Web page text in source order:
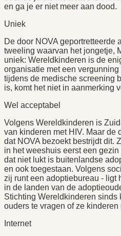
en ga je er niet meer aan dood.
Uniek
De door NOVA geportretteerde
tweeling waarvan het jongetje,
uniek: Wereldkinderen is de
organisatie met een
tijdens de medische screening
is, komt het niet in aanmerking
Wel acceptabel
Volgens Wereldkinderen is
van kinderen met HIV. Maar de
dat NOVA bezoekt bestrijdt dit.
in het weeshuis eerst een
dat niet lukt is buitenlandse
en ook toegestaan. Volgens
zij runt een adoptiebureau - ligt
in de landen van de
Stichting Wereldkinderen sinds
ouders te vragen of ze
Internet